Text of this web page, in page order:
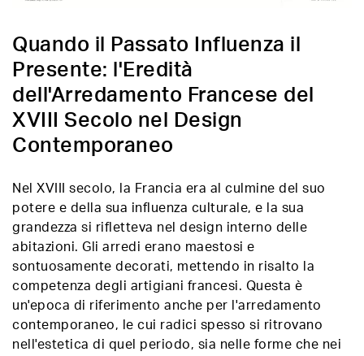
Quando il Passato Influenza il
Presente: l'Eredità
dell'Arredamento Francese del
XVIII Secolo nel Design
Contemporaneo
Nel XVIII secolo, la Francia era al culmine del suo
potere e della sua influenza culturale, e la sua
grandezza si rifletteva nel design interno delle
abitazioni. Gli arredi erano maestosi e
sontuosamente decorati, mettendo in risalto la
competenza degli artigiani francesi. Questa è
un'epoca di riferimento anche per l'arredamento
contemporaneo, le cui radici spesso si ritrovano
nell'estetica di quel periodo, sia nelle forme che nei